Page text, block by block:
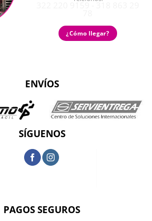
¿Cómo llegar?
ENVÍOS
SÍGUENOS
PAGOS SEGUROS